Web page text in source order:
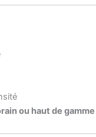
ou haut de gamme